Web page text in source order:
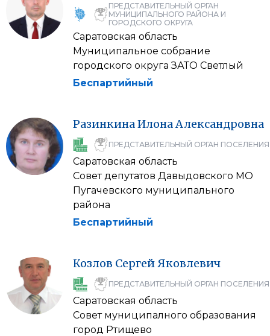
ПРЕДСТАВИТЕЛЬНЫЙ ОРГАН
МУНИЦИПАЛЬНОГО РАЙОНА И
ГОРОДСКОГО ОКРУГА
Саратовская область
Муниципальное собрание
городского округа ЗАТО Светлый
Беспартийный
Разинкина Илона Александровна
ПРЕДСТАВИТЕЛЬНЫЙ ОРГАН ПОСЕЛЕНИЯ
Саратовская область
Совет депутатов Давыдовского МО
Пугачевского муниципального
района
Беспартийный
Козлов Сергей Яковлевич
ПРЕДСТАВИТЕЛЬНЫЙ ОРГАН ПОСЕЛЕНИЯ
Саратовская область
Совет муниципалного образования
город Ртищево